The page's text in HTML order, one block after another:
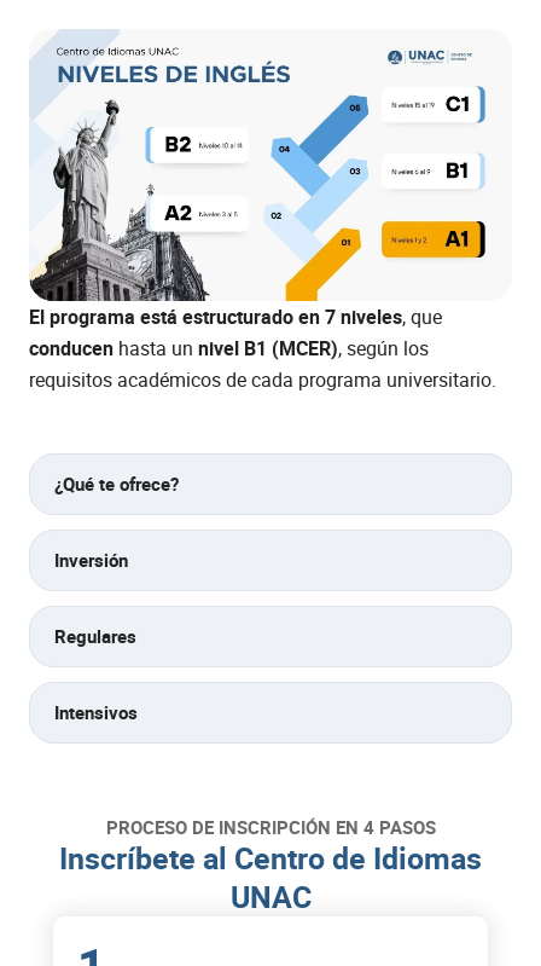
¿Qué te ofrece?
Inversión
Regulares
Intensivos
El programa está estructurado en 7 niveles, que
conducen hasta un nivel B1 (MCER), según los
requisitos académicos de cada programa universitario.
PROCESO DE INSCRIPCIÓN EN 4 PASOS
Inscríbete al Centro de Idiomas
UNAC